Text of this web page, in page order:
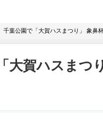
千葉公園で「大賀ハスまつり」 象鼻
大賀ハスま